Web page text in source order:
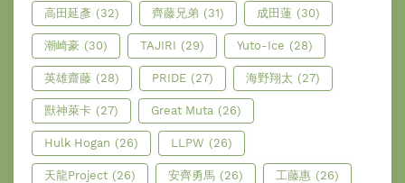
高田延彥 (32) 齊藤兄弟 (31) 成田蓮 (30)
潮崎豪 (30) TAJIRI (29) Yuto-Ice (28)
英雄齋藤 (28) PRIDE (27) 海野翔太 (27)
獸神萊卡 (27) Great Muta (26)
Hulk Hogan (26) LLPW (26)
天龍Project (26) 安齊勇馬 (26) 工藤惠 (26)